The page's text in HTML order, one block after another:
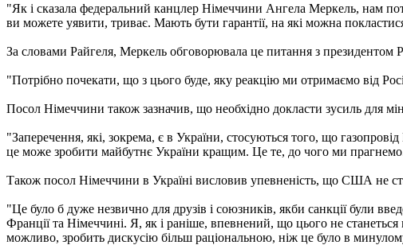
"Як і сказала федеральний канцлер Німеччини Ангела Меркель, нам
ви можете уявити, триває. Мають бути гарантії, на які можна
За словами Райгеля, Меркель обговорювала це питання з
"Потрібно почекати, що з цього буде, яку реакцію ми отримаємо від
Посол Німеччини також зазначив, що необхідно докласти зусиль для
"Заперечення, які, зокрема, є в України, стосуються того, що
це може зробити майбутнє України кращим. Це те, до чого ми
Також посол Німеччини в Україні висловив упевненість, що США не
"Це було б дуже незвично для друзів і союзників, якби санкції були
Франції та Німеччині. Я, як і раніше, впевнений, що цього не
можливо, зробить дискусію більш раціональною, ніж це було в